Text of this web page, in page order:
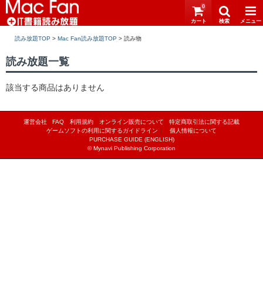
読み放題TOP > Mac Fan読み放題TOP >
0
読み放題一覧
該当する商品はありません
運営会社 FAQ 利用規約 オンライン販売について
特定商取引法に関する記載
ゲームソフトの利用に関するガイドライン
個人情報について
PURCHASE GUIDE (ENGLISH)
© Mynavi Publishing Corporation